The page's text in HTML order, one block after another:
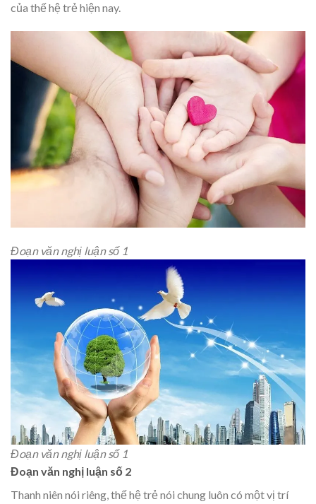
của thế hệ trẻ hiện nay.
Đoạn văn nghị luận số 1
Đoạn văn nghị luận số 1
Đoạn văn nghị luận số 2
Thanh niên nói riêng, thế hệ trẻ nói chung luôn có một vị trí